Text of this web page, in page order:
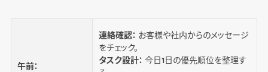
午前：
連絡確認： お客様や社内からのメッセージ
をチェック。
タスク設計： 今日1日の優先順位を整理す